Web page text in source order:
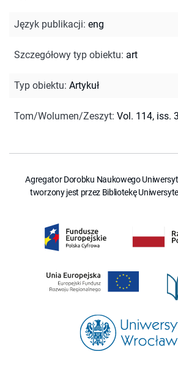
Język publikacji: eng
Szczegółowy typ obiektu: art
Typ obiektu: Artykuł
Tom/Wolumen/Zeszyt: Vol. 114, iss.
Agregator Dorobku Naukowego
tworzony jest przez Bibliotekę